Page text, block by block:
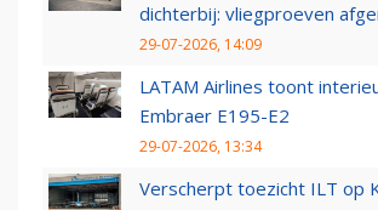
dichterbij: vliegproeven
29-07-2026, 14:09
LATAM Airlines toont
Embraer E195-E2
29-07-2026, 13:34
Verscherpt toezicht ILT op